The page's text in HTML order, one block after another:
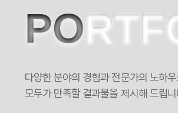
PO
다양한 분야의 경험과 전문가의 노하
모두가 만족할 결과물을 제시해 드립니